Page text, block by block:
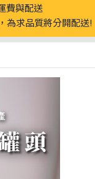
費與配送
為求品質將分開配送!